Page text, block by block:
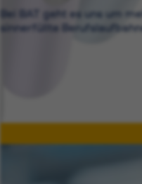
Bei BAT geht es uns um
sinnerfüllte